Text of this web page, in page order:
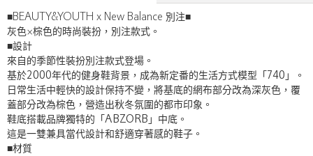
■BEAUTY&YOUTH x New Balance 別注■
灰色×棕色的時尚裝扮， 別注款式。
■設計
來自 的季節性裝扮別注款式登場。
基於2000年代的健身鞋背景，成為新定番的生活方式模型「740」。
日常生活中輕快的設計保持不變，將基底的網布部分改為深灰色，覆
蓋部分改為棕色，營造出秋冬氛圍的都市印象。
鞋底搭載品牌獨特的「ABZORB」中底。
這是一雙兼具當代設計和舒適穿著感的鞋子。
■材質